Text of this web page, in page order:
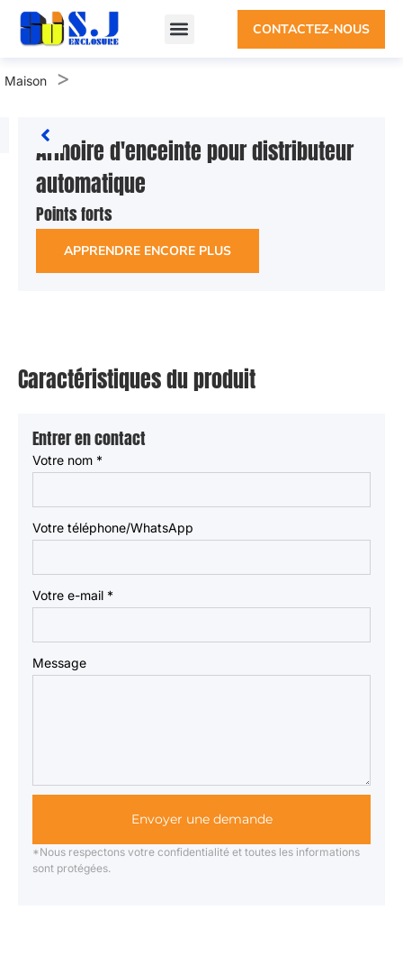
CONTACTEZ-NOUS
Maison >
Armoire d'enceinte pour distributeur
automatique
Points forts
APPRENDRE ENCORE PLUS
Caractéristiques du produit
Entrer en contact
Votre nom *
Votre téléphone/WhatsApp
Votre e-mail *
Message
Envoyer une demande
*Nous respectons votre confidentialité et toutes les informations
sont protégées.